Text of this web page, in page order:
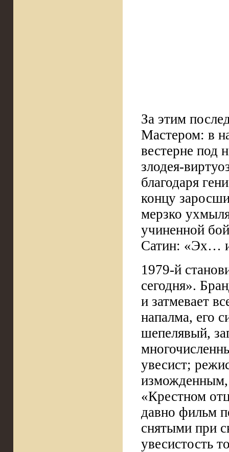
За этим
Мастером: в
вестерне под
злодея-
благодаря
концу
мерзко
учиненной
Сатин: «Эх…
1979-й
сегодня».
и затмевает
напалма, его
шепелявый,
увесист;
изможденным,
«Крестном
давно фильм
снятыми при
увесистость